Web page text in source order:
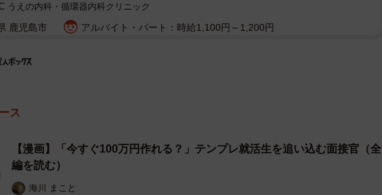
うえの内科・循環器内科クリニック
鹿児島市 アルバイト・パート：時給1,100円～1,200円
ス
【漫画】「今すぐ100万円作れる？」テンプレ就活生を追い込む面接官（全
編を読む）
海川 まこと